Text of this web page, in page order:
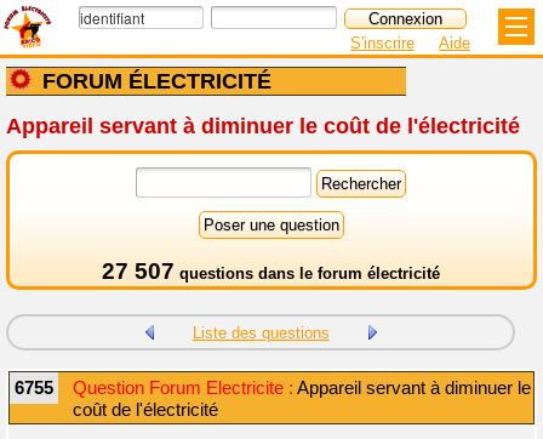
FORUM ÉLECTRICITÉ
S'inscrire Aide
Appareil servant à diminuer le coût de l'électricité
27 507 questions dans le forum électricité
Liste des questions
6755 Question Forum Electricite : Appareil servant à diminuer le
coût de l'électricité